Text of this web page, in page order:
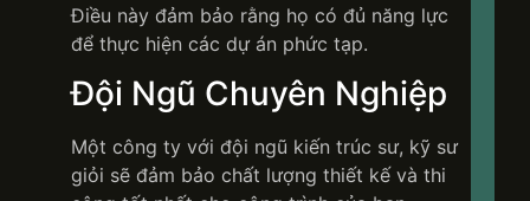
Điều này đảm bảo rằng họ có đủ năng lực
để thực hiện các dự án phức tạp.
Đội Ngũ Chuyên Nghiệp
Một công ty với đội ngũ kiến trúc sư, kỹ sư
giỏi sẽ đảm bảo chất lượng thiết kế và thi